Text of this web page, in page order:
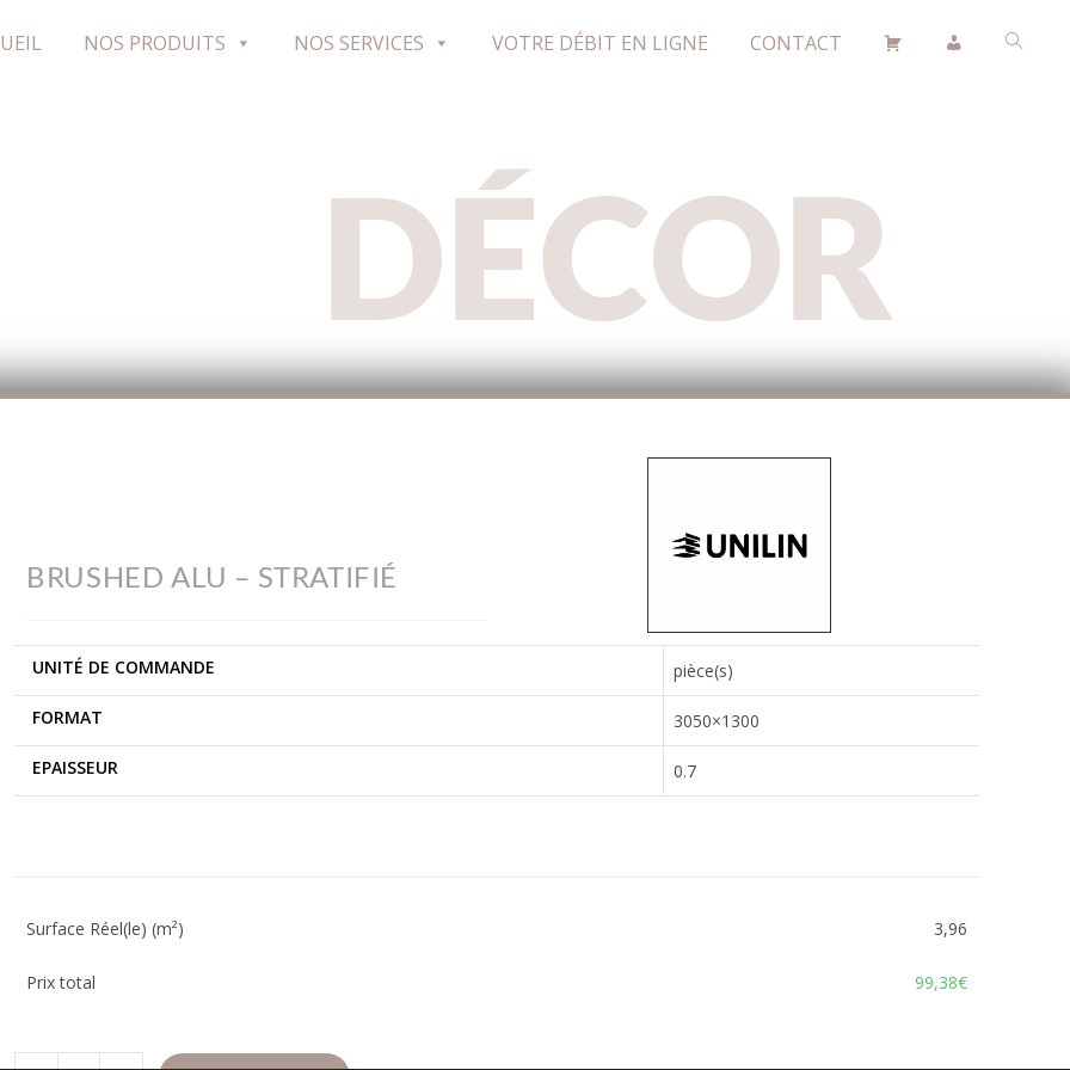
NOS PRODUITS NOS SERVICES VOTRE DÉBIT EN LIGNE CONTACT
DÉCOR
BRUSHED ALU – STRATIFIÉ
UNITÉ DE COMMANDE pièce(s)
FORMAT 3050×1300
EPAISSEUR 0.7
Surface Réel(le) (m²) 3,96
Prix total 99,38€